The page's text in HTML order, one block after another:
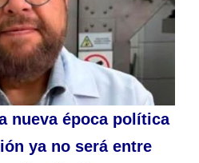
nueva época política
ya no será entre